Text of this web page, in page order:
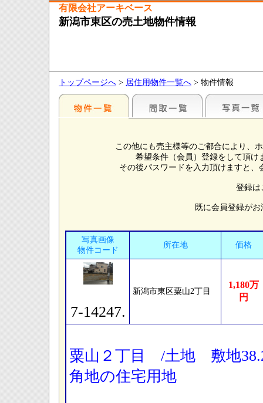
有限会社アーキベース
新潟市東区の売土地物件情報
トップページへ > 居住用物件一覧へ > 物件情報
この他にも売主様等のご都合により、
希望条件（会員）登録をして頂
その後パスワードを入力頂けますと
登録
既に会員登録が
写真画像
物件コード
所在地 価格
7-14247.
新潟市東区粟山2丁目
1,180万
円
粟山２丁目 /土地 敷地
角地の住宅用地